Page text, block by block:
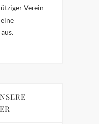
Verein